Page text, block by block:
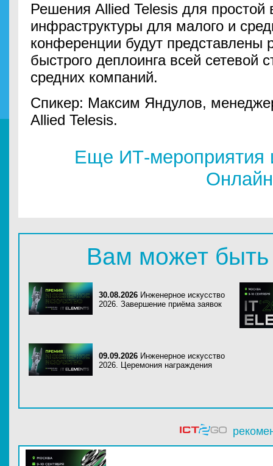
Решения Allied Telesis для простой
инфраструктуры для малого и
конференции будут
быстрого деплоинга всей сетевой
средних компаний.
Спикер: Максим Яндулов,
Allied Telesis.
Еще ИТ-мероприятия
Онлайн
Вам может быть
30.08.2026 Инженерное искусство
2026. Завершение приёма заявок
09.09.2026 Инженерное искусство
2026. Церемония награждения